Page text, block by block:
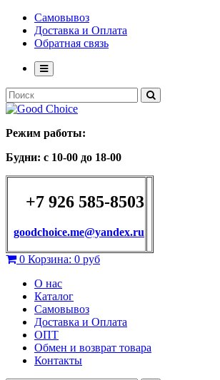
Самовывоз
Доставка и Оплата
Обратная связь
Режим работы:
Будни: с 10-00 до 18-00
+7 926 585-8503
goodchoice.me@yandex.ru
0 Корзина: 0 руб
О нас
Каталог
Самовывоз
Доставка и Оплата
ОПТ
Обмен и возврат товара
Контакты